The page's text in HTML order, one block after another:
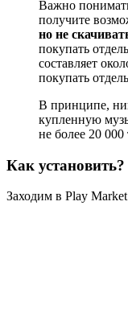
Важно
получите
но не
покупать
составляет
покупать
В принципе,
купленную
не более 20 000
Как установить?
Заходим в Play